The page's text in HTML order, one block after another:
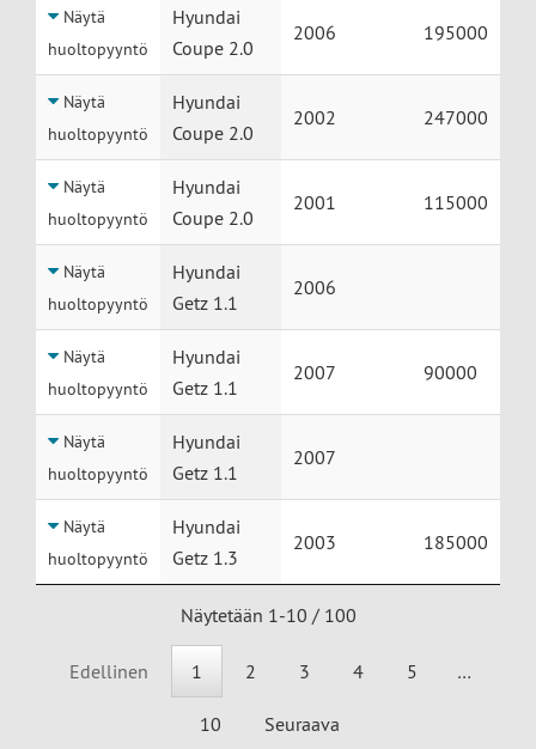
Näytä
huoltopyyntö
Hyundai
Coupe 2.0
2006 195000
Näytä
huoltopyyntö
Hyundai
Coupe 2.0
2002 247000
Näytä
huoltopyyntö
Hyundai
Coupe 2.0
2001 115000
Näytä
huoltopyyntö
Hyundai
Getz 1.1
2006
Näytä
huoltopyyntö
Hyundai
Getz 1.1
2007 90000
Näytä
huoltopyyntö
Hyundai
Getz 1.1
2007
Näytä
huoltopyyntö
Hyundai
Getz 1.3
2003 185000
Näytetään 1-10 / 100
Edellinen 1 2 3 4 5 …
10 Seuraava